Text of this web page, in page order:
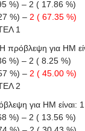
%) – 2 ( 17.86 %)
%) – 2 ( 67.35 %)
1
πρόβλεψη για HΜ
%) – 2 ( 8.25 %)
%) – 2 ( 45.00 %)
2
για HΜ είναι: 1
%) – 2 ( 13.56 %)